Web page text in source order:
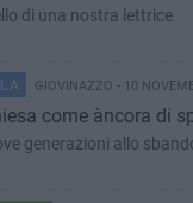
di una nostra lettrice
GIOVINAZZO - 10
come àncora di
generazioni allo